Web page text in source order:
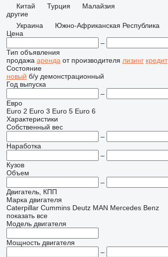
Китай
Турция
Малайзия
другие
Украина
Южно-Африканская Республика
Цена
–
Тип объявления
продажа аренда от производителя лизинг кредит
Состояние
новый б/у демонстрационный
Год выпуска
–
Евро
Euro 2 Euro 3 Euro 5 Euro 6
Характеристики
Собственный вес
–
Наработка
–
Кузов
Объем
–
Двигатель, КПП
Марка двигателя
Caterpillar Cummins Deutz MAN Mercedes Benz
показать все
Модель двигателя
Мощность двигателя
–